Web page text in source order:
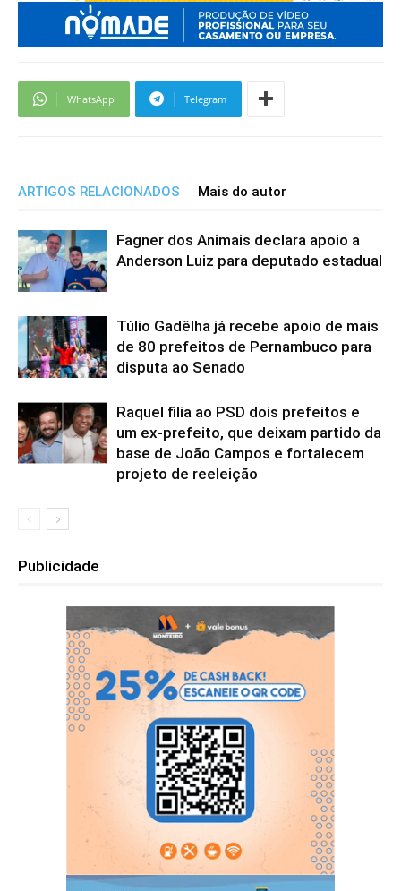
WhatsApp Telegram
ARTIGOS RELACIONADOS Mais do autor
Fagner dos Animais declara apoio a
Anderson Luiz para deputado estadual
Túlio Gadêlha já recebe apoio de mais
de 80 prefeitos de Pernambuco para
disputa ao Senado
Raquel filia ao PSD dois prefeitos e
um ex-prefeito, que deixam partido da
base de João Campos e fortalecem
projeto de reeleição
Publicidade